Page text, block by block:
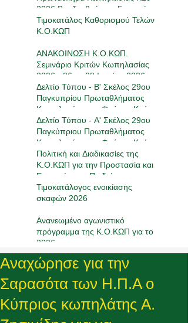
2026 Βραδεμβούργο, Γερμανία |
23-24 Μαΐου 2026
Τιμοκατάλος Καθορισμού Τελών
Κ.Ο.ΚΩΠ
ΑΝΑΚΟΙΝΩΣΗ Κ.Ο.ΚΩΠ.
Σεμινάριο Κριτών Κωπηλασίας
2026 - 26 με 28 Ιουνίου 2026
Δελτίο Τύπου - Β' Σκέλος 29ου
Παγκυπρίου Πρωταθλήματος
Κωπηλασίας στο Φράγμα Κούρη
16-17/05/2026
Δελτίο Τύπου - Α' Σκέλος 29ου
Παγκύπριου Πρωταθλήματος
Κωπηλασίας στο Φράγμα Κούρη
17-19/4/2026
Πολιτική και Διαδικασίες της
Κ.Ο.ΚΩΠ για την Προστασία και
Ευημερία των Παιδιών στον
Αθλητισμό
Τιμοκατάλογος ενοικίασης
σκαφών 2026
Ανανεωμένο αγωνιστικό
πρόγραμμα της Κ.Ο.ΚΩΠ για το
2026
Αναχώρησε για την
Σαρασότα των Η.Π.Α ο
Κύπριος κωπηλάτης Α.